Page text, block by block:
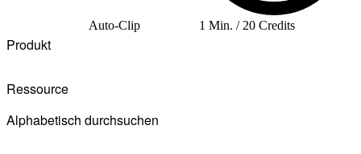
Auto-Clip 1 Min. / 20 Credits
Produkt
Ressource
Alphabetisch durchsuchen